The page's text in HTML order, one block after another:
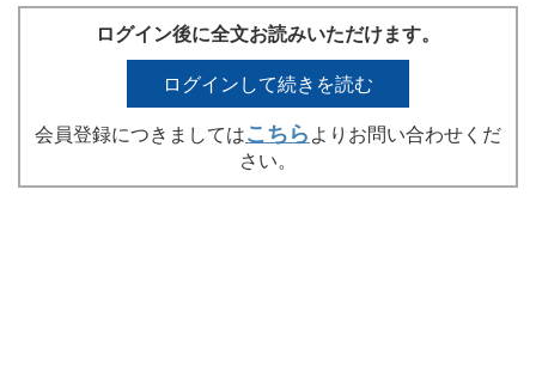
ログイン後に全文お読みいただけます。
ログインして続きを読む
会員登録につきましてはこちら よりお問い合わせくだ
さい。